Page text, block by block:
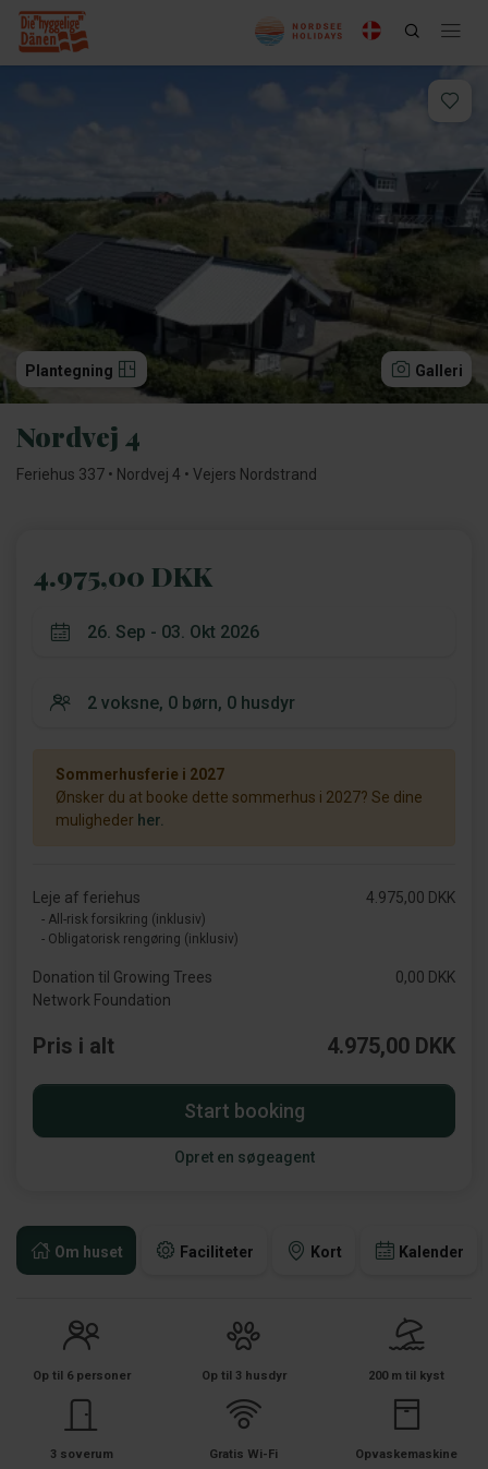
Plantegning Galleri
Nordvej 4
Feriehus 337 • Nordvej 4 • Vejers Nordstrand
Om huset Faciliteter Kort Kalender
Op til 6 personer Op til 3 husdyr 200 m til kyst
3 soverum Gratis Wi-Fi Opvaskemaskine
4.975,00 DKK
Sommerhusferie i 2027
Ønsker du at booke dette sommerhus i 2027? Se dine
muligheder her.
Leje af feriehus
- All-risk forsikring (inklusiv)
- Obligatorisk rengøring (inklusiv)
4.975,00 DKK
Donation til Growing Trees
Network Foundation
0,00 DKK
Pris i alt 4.975,00 DKK
Start booking
Opret en søgeagent